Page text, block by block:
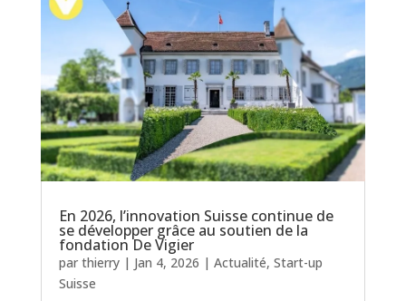
En 2026, l’innovation Suisse continue de
se développer grâce au soutien de la
fondation De Vigier
par thierry| Jan 4, 2026 | Actualité, Start-up
Suisse